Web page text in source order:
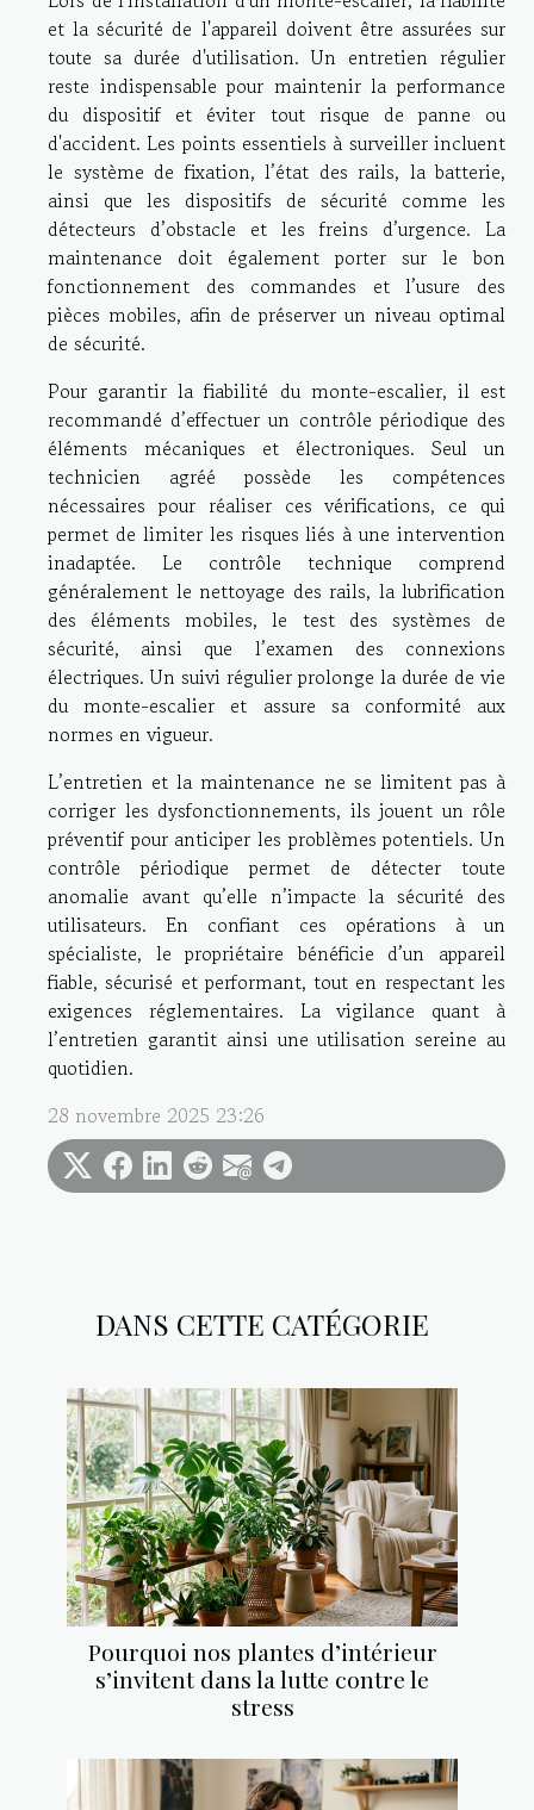
DANS CETTE CATÉGORIE
Pourquoi nos plantes d’intérieur
s’invitent dans la lutte contre le
stress
et la sécurité de l'appareil doivent être assurées sur
toute sa durée d'utilisation. Un entretien régulier
reste indispensable pour maintenir la performance
du dispositif et éviter tout risque de panne ou
d'accident. Les points essentiels à surveiller incluent
le système de fixation, l’état des rails, la batterie,
ainsi que les dispositifs de sécurité comme les
détecteurs d’obstacle et les freins d’urgence. La
maintenance doit également porter sur le bon
fonctionnement des commandes et l’usure des
pièces mobiles, afin de préserver un niveau optimal
de sécurité.
Pour garantir la fiabilité du monte-escalier, il est
recommandé d’effectuer un contrôle périodique des
éléments mécaniques et électroniques. Seul un
technicien agréé possède les compétences
nécessaires pour réaliser ces vérifications, ce qui
permet de limiter les risques liés à une intervention
inadaptée. Le contrôle technique comprend
généralement le nettoyage des rails, la lubrification
des éléments mobiles, le test des systèmes de
sécurité, ainsi que l’examen des connexions
électriques. Un suivi régulier prolonge la durée de vie
du monte-escalier et assure sa conformité aux
normes en vigueur.
L’entretien et la maintenance ne se limitent pas à
corriger les dysfonctionnements, ils jouent un rôle
préventif pour anticiper les problèmes potentiels. Un
contrôle périodique permet de détecter toute
anomalie avant qu’elle n’impacte la sécurité des
utilisateurs. En confiant ces opérations à un
spécialiste, le propriétaire bénéficie d’un appareil
fiable, sécurisé et performant, tout en respectant les
exigences réglementaires. La vigilance quant à
l’entretien garantit ainsi une utilisation sereine au
quotidien.
28 novembre 2025 23:26